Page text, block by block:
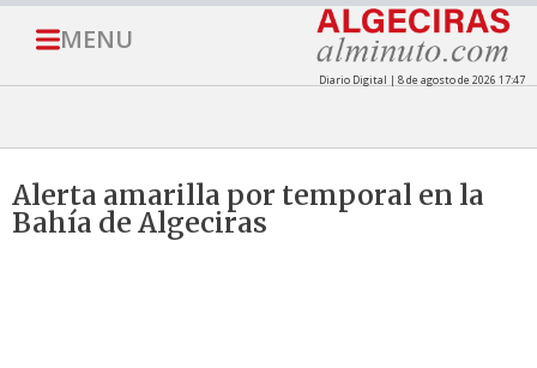
MENU
Diario Digital | 8 de agosto de 2026 17:47
Alerta amarilla por temporal en la
Bahía de Algeciras